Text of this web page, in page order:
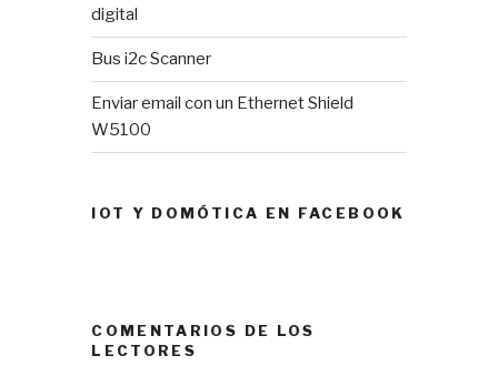
digital
Bus i2c Scanner
Enviar email con un Ethernet Shield
W5100
IOT Y DOMÓTICA EN FACEBOOK
COMENTARIOS DE LOS
LECTORES